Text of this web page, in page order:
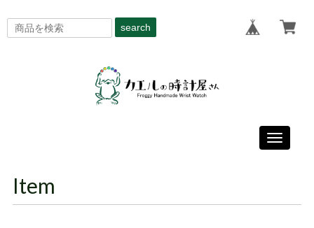
search
Toggle
Item